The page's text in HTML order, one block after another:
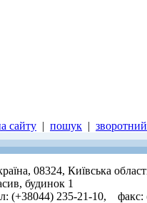
сайту | пошук |
08324, Київська
будинок 1
(+38044) 235-21-10, факс: